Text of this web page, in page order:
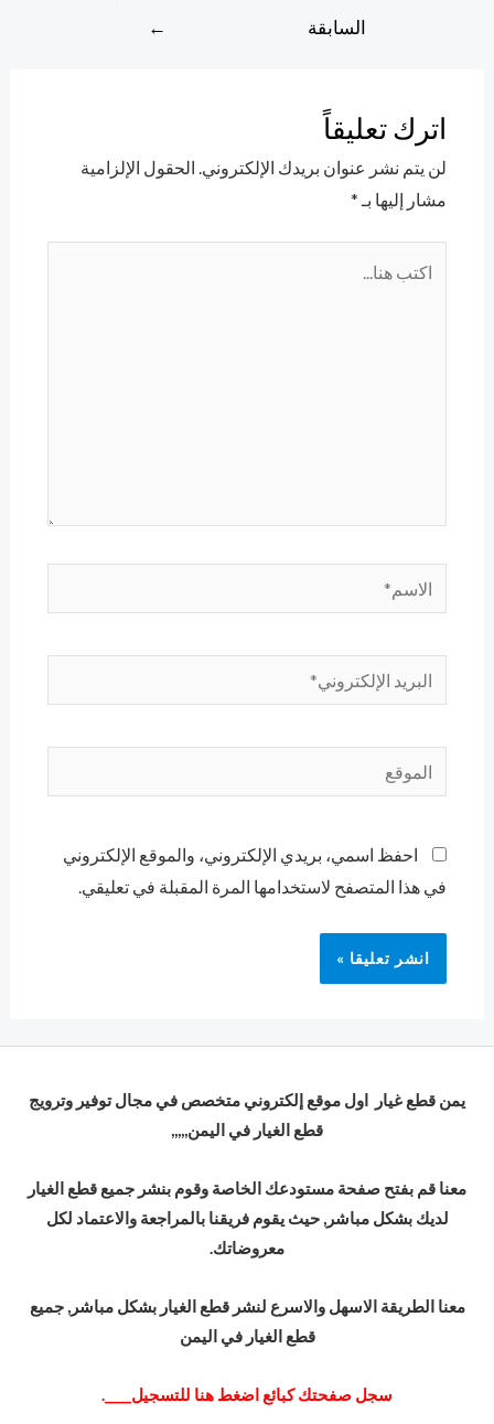
السابقة
←
اترك تعليقاً
لن يتم نشر عنوان بريدك الإلكتروني. الحقول الإلزامية
مشار إليها بـ *
الاسم*
البريد
الإلكتروني*
الموقع
احفظ اسمي، بريدي الإلكتروني، والموقع الإلكتروني
في هذا المتصفح لاستخدامها المرة المقبلة في تعليقي.
يمن قطع غيار اول موقع إلكتروني متخصص في مجال توفير وترويج
قطع الغيار في اليمن,,,,,
معنا قم بفتح صفحة مستودعك الخاصة وقوم بنشر جميع قطع الغيار
لديك بشكل مباشر, حيث يقوم فريقنا بالمراجعة والاعتماد لكل
معروضاتك.
معنا الطريقة الاسهل والاسرع لنشر قطع الغيار بشكل مباشر, جميع
قطع الغيار في اليمن
سجل صفحتك كبائع اضغط هنا للتسجيل____.